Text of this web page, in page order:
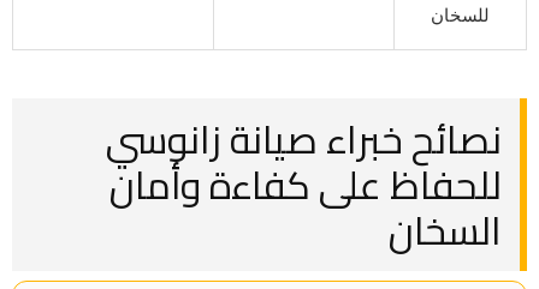
للسخان
نصائح خبراء صيانة زانوسي
للحفاظ على كفاءة وأمان
السخان